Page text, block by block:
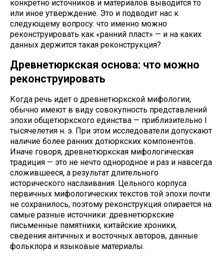
конкретно источников и материалов выводится то
или иное утверждение. Это и подводит нас к
следующему вопросу: что именно можно
реконструировать как «ранний пласт» — и на каких
данных держится такая реконструкция?
Древнетюркская основа: что можно
реконструировать
Когда речь идет о древнетюркской мифологии,
обычно имеют в виду совокупность представлений
эпохи общетюркского единства — приблизительно I
тысячелетия н. э. При этом исследователи допускают
наличие более ранних дотюркских компонентов.
Иначе говоря, древнетюркская мифологическая
традиция — это не нечто однородное и раз и навсегда
сложившееся, а результат длительного
исторического наслаивания. Цельного корпуса
первичных мифологических текстов той эпохи почти
не сохранилось, поэтому реконструкция опирается на
самые разные источники: древнетюркские
письменные памятники, китайские хроники,
сведения античных и восточных авторов, данные
фольклора и языковые материалы.